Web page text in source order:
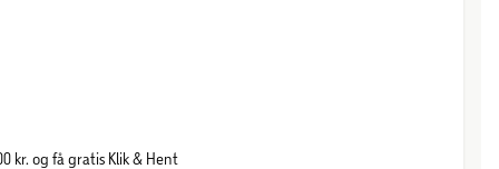
kr. og få gratis Klik & Hent